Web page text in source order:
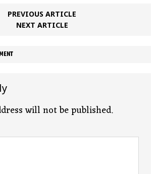
PREVIOUS ARTICLE
NEXT ARTICLE
will not be published.